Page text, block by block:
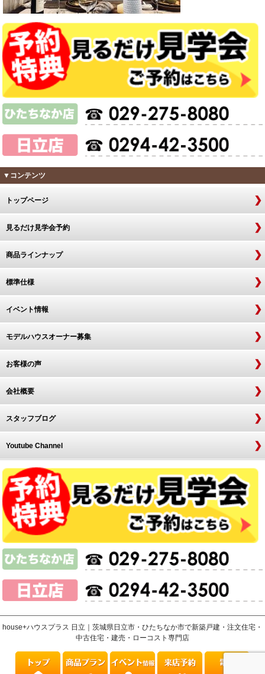
▼コンテンツ
トップページ
見るだけ見学会予約
商品ラインナップ
標準仕様
イベント情報
モデルハウスオーナー募集
お客様の声
会社概要
スタッフブログ
Youtube Channel
house+ハウスプラス 日立｜茨城県日立市・ひたちなか市で新築戸建・注文住宅・
中古住宅・建売・ローコスト専門店